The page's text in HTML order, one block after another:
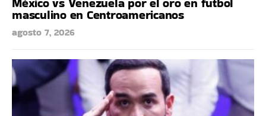
masculino en Centroamericanos
agosto 7, 2026